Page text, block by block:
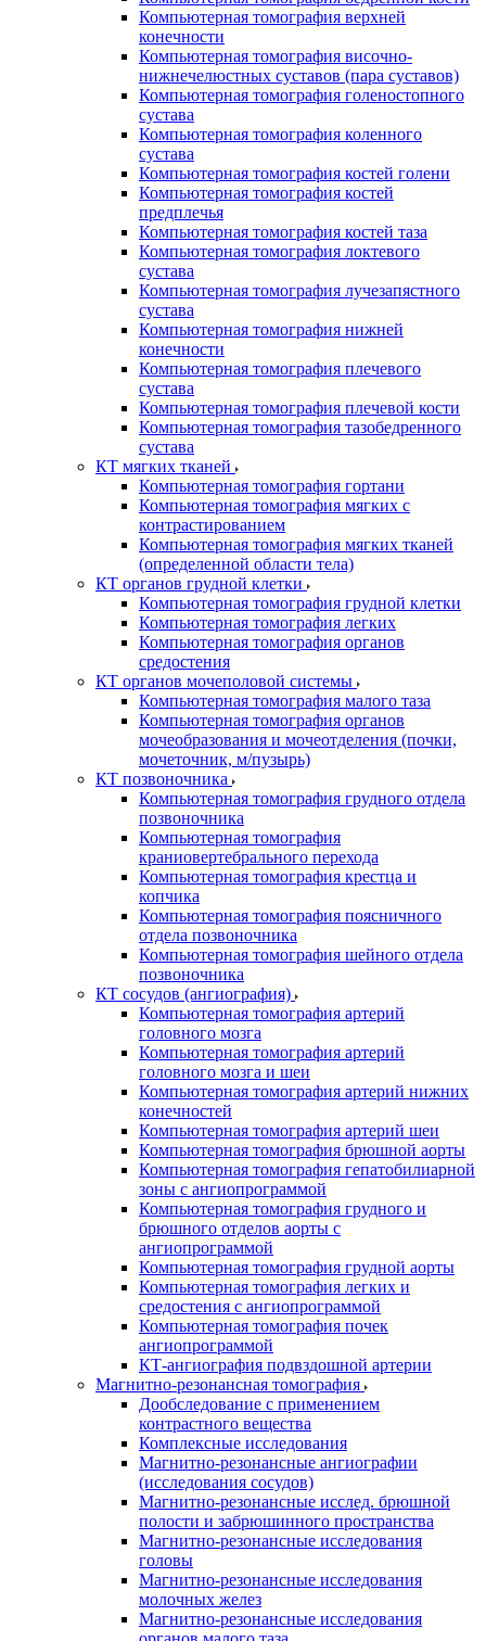
Компьютерная томография верхней
конечности
Компьютерная томография височно-
нижнечелюстных суставов (пара суставов)
Компьютерная томография голеностопного
сустава
Компьютерная томография коленного
сустава
Компьютерная томография костей голени
Компьютерная томография костей
предплечья
Компьютерная томография костей таза
Компьютерная томография локтевого
сустава
Компьютерная томография лучезапястного
сустава
Компьютерная томография нижней
конечности
Компьютерная томография плечевого
сустава
Компьютерная томография плечевой кости
Компьютерная томография тазобедренного
сустава
КТ мягких тканей
Компьютерная томография гортани
Компьютерная томография мягких с
контрастированием
Компьютерная томография мягких тканей
(определенной области тела)
КТ органов грудной клетки
Компьютерная томография грудной клетки
Компьютерная томография легких
Компьютерная томография органов
средостения
КТ органов мочеполовой системы
Компьютерная томография малого таза
Компьютерная томография органов
мочеобразования и мочеотделения (почки,
мочеточник, м/пузырь)
КТ позвоночника
Компьютерная томография грудного отдела
позвоночника
Компьютерная томография
краниовертебрального перехода
Компьютерная томография крестца и
копчика
Компьютерная томография поясничного
отдела позвоночника
Компьютерная томография шейного отдела
позвоночника
КТ сосудов (ангиография)
Компьютерная томография артерий
головного мозга
Компьютерная томография артерий
головного мозга и шеи
Компьютерная томография артерий нижних
конечностей
Компьютерная томография артерий шеи
Компьютерная томография брюшной аорты
Компьютерная томография гепатобилиарной
зоны с ангиопрограммой
Компьютерная томография грудного и
брюшного отделов аорты с
ангиопрограммой
Компьютерная томография грудной аорты
Компьютерная томография легких и
средостения с ангиопрограммой
Компьютерная томография почек
ангиопрограммой
КТ-ангиография подвздошной артерии
Магнитно-резонансная томография
Дообследование с применением
контрастного вещества
Комплексные исследования
Магнитно-резонансные ангиографии
(исследования сосудов)
Магнитно-резонансные исслед. брюшной
полости и забрюшинного пространства
Магнитно-резонансные исследования
головы
Магнитно-резонансные исследования
молочных желез
Магнитно-резонансные исследования